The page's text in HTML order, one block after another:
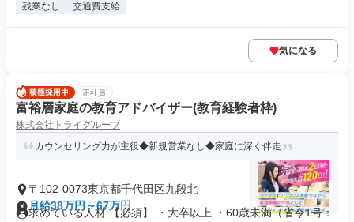
残業なし 交通費支給
気になる
正社員
富裕層家庭の教育アドバイザー(教育経験者枠)
株式会社トライグループ
カウンセリング力が主役◆新規営業なし◆家庭に深く伴走
〒102-0073東京都千代田区九段北
月給38万円～67万円
求めている人材 【必須】 ・大卒以上 ・60歳未満（省令1号：